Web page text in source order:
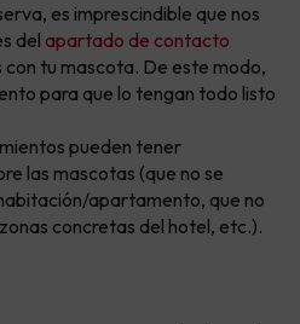
es imprescindible que nos
del apartado de contacto
tu mascota. De este modo,
para que lo tengan todo listo
pueden tener
las mascotas (que no se
apartamento, que no
concretas del hotel, etc.).